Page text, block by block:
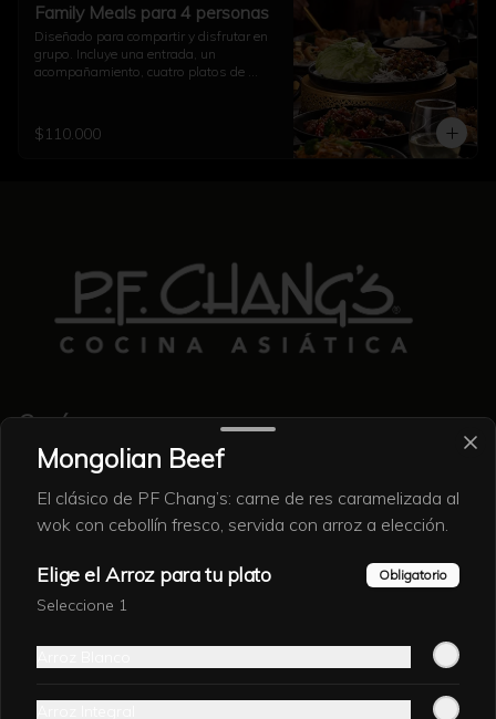
Family Meals para 4 personas
Diseñado para compartir y disfrutar en
grupo. Incluye una entrada, un
acompañamiento, cuatro platos de
asiático. Ideal para una comida
completa con familia y amigos (imagen
$110.000
Conócenos
Contacto
Nosotros
Locales
Eventos
Encuesta
Redes sociales
Mongolian Beef
El clásico de PF Chang’s: carne de res caramelizada al
wok con cebollín fresco, servida con arroz a elección.
Elige el Arroz para tu plato Obligatorio
Seleccione 1